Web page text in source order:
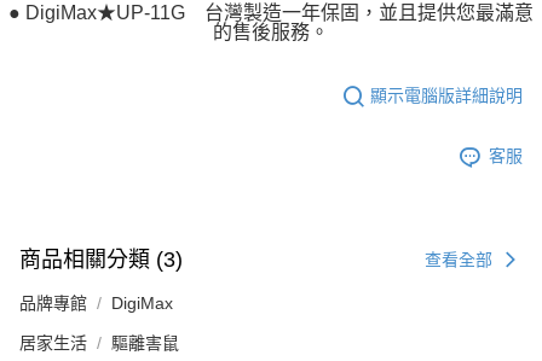
● DigiMax★UP-11G 台灣製造一年保固，並且提供您最滿意
的售後服務。
顯示電腦版詳細說明
客服
商品相關分類 (3) 查看全部
品牌專館 DigiMax
居家生活 驅離害鼠